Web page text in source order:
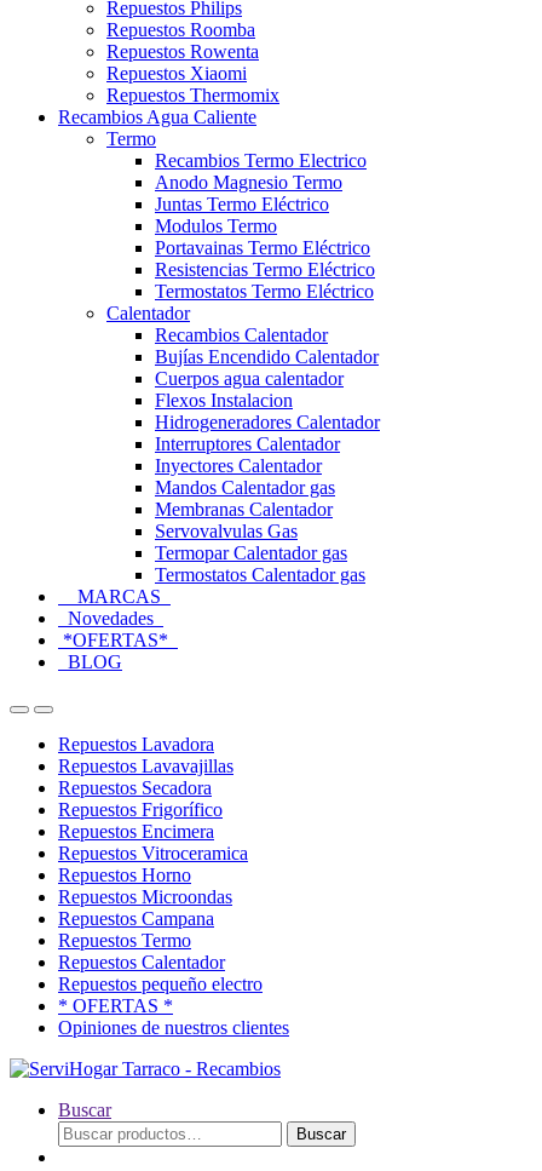
Repuestos Philips
Repuestos Roomba
Repuestos Rowenta
Repuestos Xiaomi
Repuestos Thermomix
Recambios Agua Caliente
Termo
Recambios Termo Electrico
Anodo Magnesio Termo
Juntas Termo Eléctrico
Modulos Termo
Portavainas Termo Eléctrico
Resistencias Termo Eléctrico
Termostatos Termo Eléctrico
Calentador
Recambios Calentador
Bujías Encendido Calentador
Cuerpos agua calentador
Flexos Instalacion
Hidrogeneradores Calentador
Interruptores Calentador
Inyectores Calentador
Mandos Calentador gas
Membranas Calentador
Servovalvulas Gas
Termopar Calentador gas
Termostatos Calentador gas
MARCAS
Novedades
*OFERTAS*
BLOG
OpenClose
Repuestos Lavadora
Repuestos Lavavajillas
Repuestos Secadora
Repuestos Frigorífico
Repuestos Encimera
Repuestos Vitroceramica
Repuestos Horno
Repuestos Microondas
Repuestos Campana
Repuestos Termo
Repuestos Calentador
Repuestos pequeño electro
* OFERTAS *
Opiniones de nuestros clientes
Buscar
Buscar
por:
Buscar